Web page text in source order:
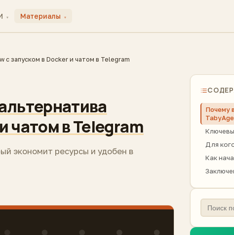
▾ Материалы ▾
с запуском в Docker и чатом в Telegram
чатом в Telegram
экономит ресурсы и удобен в
Почему
Для
Как